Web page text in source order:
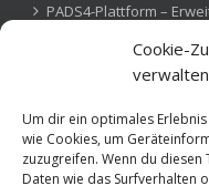
Cookie-
verwalten
Um dir ein optimales
wie Cookies, um
zuzugreifen. Wenn du
Daten wie das Surfverhalten
PADS4-Plattform –
PADS4 Device Gateway
SKILLS